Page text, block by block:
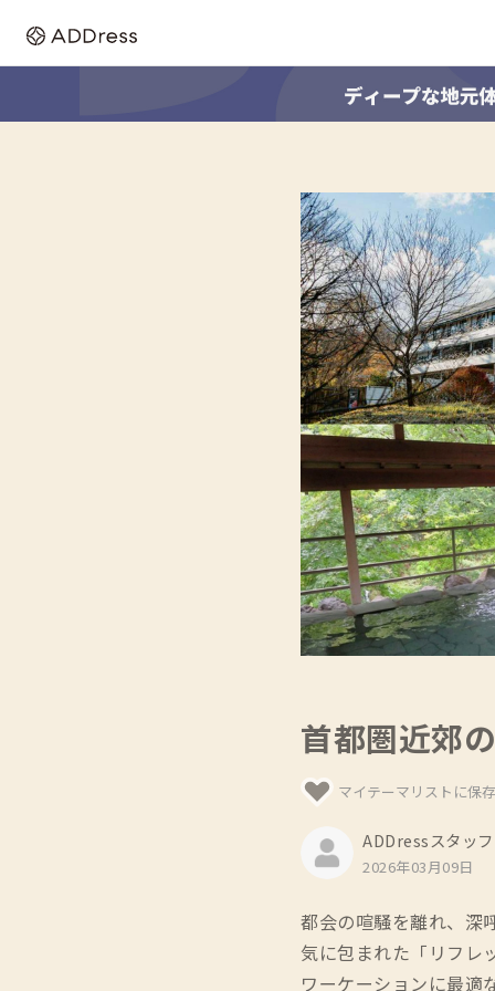
首都圏近郊
マイテーマリストに保存
ADDressスタッフ
2026年03月09日
都会の喧騒を離れ、深
気に包まれた「リフレ
ワーケーションに最適